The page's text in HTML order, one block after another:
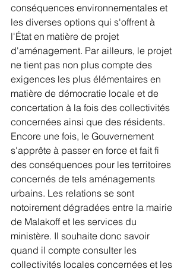
conséquences environnementales et
les diverses options qui s'offrent à
l'État en matière de projet
d'aménagement. Par ailleurs, le projet
ne tient pas non plus compte des
exigences les plus élémentaires en
matière de démocratie locale et de
concertation à la fois des collectivités
concernées ainsi que des résidents.
Encore une fois, le Gouvernement
s'apprête à passer en force et fait fi
des conséquences pour les territoires
concernés de tels aménagements
urbains. Les relations se sont
notoirement dégradées entre la mairie
de Malakoff et les services du
ministère. Il souhaite donc savoir
quand il compte consulter les
collectivités locales concernées et les